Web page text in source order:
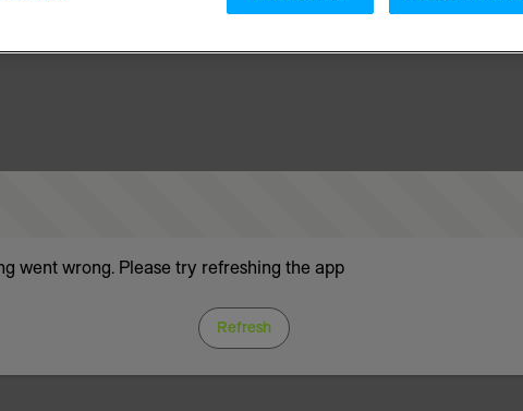
went wrong. Please try refreshing the app
Refresh